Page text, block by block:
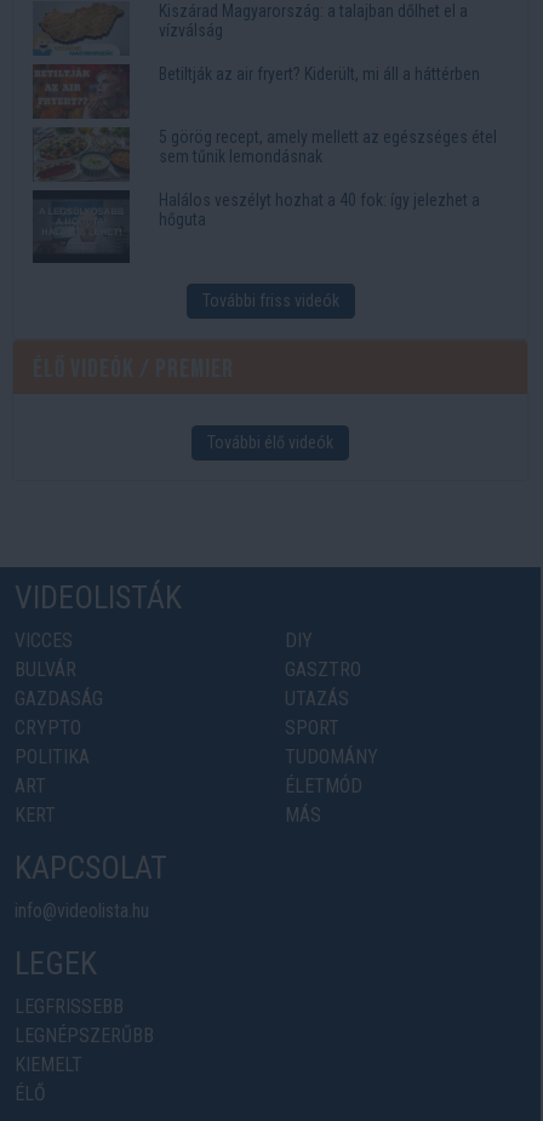
Kiszárad Magyarország: a talajban dőlhet el a
vízválság
Betiltják az air fryert? Kiderült, mi áll a háttérben
5 görög recept, amely mellett az egészséges étel
sem tűnik lemondásnak
Halálos veszélyt hozhat a 40 fok: így jelezhet a
hőguta
További friss videók
További élő videók
VIDEOLISTÁK
VICCES
BULVÁR
GAZDASÁG
CRYPTO
POLITIKA
ART
KERT
DIY
GASZTRO
UTAZÁS
SPORT
TUDOMÁNY
ÉLETMÓD
MÁS
KAPCSOLAT
info@videolista.hu
LEGEK
LEGFRISSEBB
LEGNÉPSZERŰBB
KIEMELT
ÉLŐ